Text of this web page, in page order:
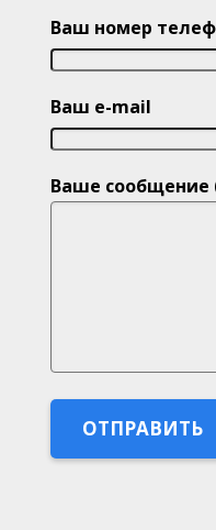
Ваш номер
Ваш e-mail
Ваше сообщение